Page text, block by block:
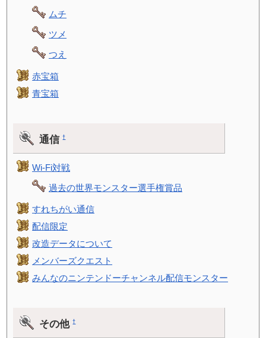
ムチ
ツメ
つえ
赤宝箱
青宝箱
通信†
Wi-Fi対戦
過去の世界モンスター選手権賞品
すれちがい通信
配信限定
改造データについて
メンバーズクエスト
みんなのニンテンドーチャンネル配信モンスター
その他†